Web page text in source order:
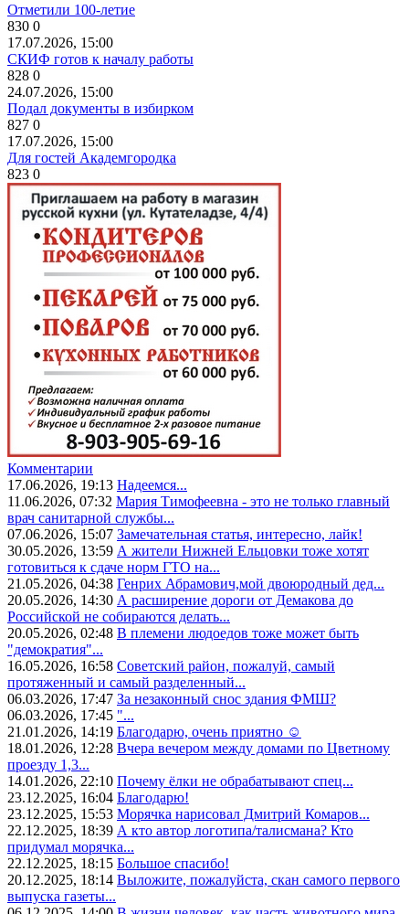
Отметили 100-летие
830 0
17.07.2026, 15:00
СКИФ готов к началу работы
828 0
24.07.2026, 15:00
Подал документы в избирком
827 0
17.07.2026, 15:00
Для гостей Академгородка
823 0
Комментарии
17.06.2026, 19:13 Надеемся...
11.06.2026, 07:32 Мария Тимофеевна - это не только главный
врач санитарной службы...
07.06.2026, 15:07 Замечательная статья, интересно, лайк!
30.05.2026, 13:59 А жители Нижней Ельцовки тоже хотят
готовиться к сдаче норм ГТО на...
21.05.2026, 04:38 Генрих Абрамович,мой двоюродный дед...
20.05.2026, 14:30 А расширение дороги от Демакова до
Российской не собираются делать...
20.05.2026, 02:48 В племени людоедов тоже может быть
"демократия"...
16.05.2026, 16:58 Советский район, пожалуй, самый
протяженный и самый разделенный...
06.03.2026, 17:47 За незаконный снос здания ФМШ?
06.03.2026, 17:45 "...
21.01.2026, 14:19 Благодарю, очень приятно ☺️
18.01.2026, 12:28 Вчера вечером между домами по Цветному
проезду 1,3...
14.01.2026, 22:10 Почему ёлки не обрабатывают спец...
23.12.2025, 16:04 Благодарю!
23.12.2025, 15:53 Морячка нарисовал Дмитрий Комаров...
22.12.2025, 18:39 А кто автор логотипа/талисмана? Кто
придумал морячка...
22.12.2025, 18:15 Большое спасибо!
20.12.2025, 18:14 Выложите, пожалуйста, скан самого первого
выпуска газеты...